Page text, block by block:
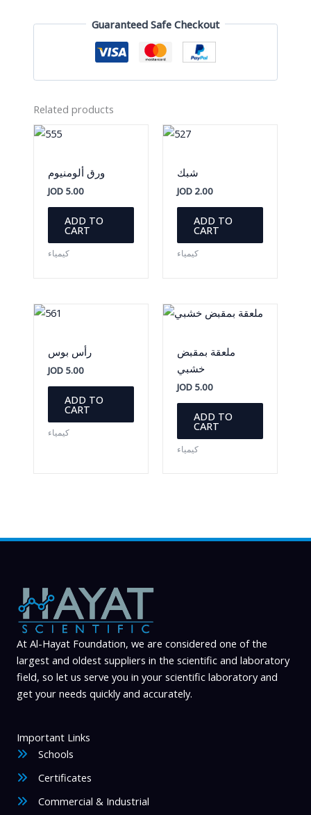
Guaranteed Safe Checkout
Related products
ورق ألومنيوم
JOD5.00
ADD TO
CART
كيمياء
شبك
JOD 2.00
ADD TO
CART
كيمياء
رأس بوس
JOD5.00
ADD TO
CART
كيمياء
ملعقة بمقبض
خشبي
JOD 5.00
ADD TO
CART
كيمياء
At Al-Hayat Foundation, we are considered one of the
largest and oldest suppliers in the scientific and laboratory
field, so let us serve you in your scientific laboratory and
get your needs quickly and accurately.
Important Links
Schools
Certificates
Commercial & Industrial